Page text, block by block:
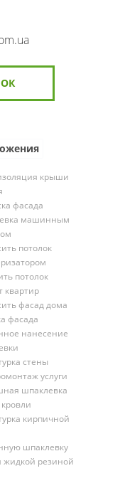
крыши
фасада
машинным
потолок
потолок
квартир
фасад дома
фасада
нанесение
стены
услуги
шпаклевка
кирпичной
шпаклевку
жидкой резиной